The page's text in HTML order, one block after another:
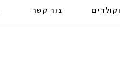
צור קשר